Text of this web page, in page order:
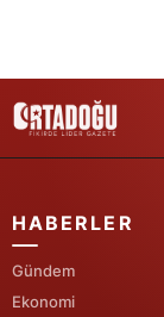
HABERLER
Gündem
Ekonomi